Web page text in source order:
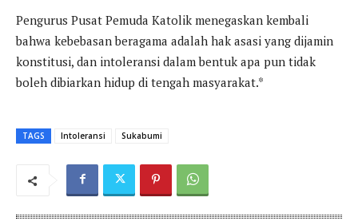
Pengurus Pusat Pemuda Katolik menegaskan kembali
bahwa kebebasan beragama adalah hak asasi yang dijamin
konstitusi, dan intoleransi dalam bentuk apa pun tidak
boleh dibiarkan hidup di tengah masyarakat.*
TAGS Intoleransi Sukabumi